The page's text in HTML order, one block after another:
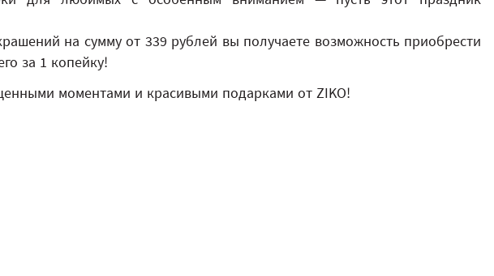
на сумму от 339 рублей вы получаете возможность приобрести
за 1 копейку!
моментами и красивыми подарками от ZIKO!